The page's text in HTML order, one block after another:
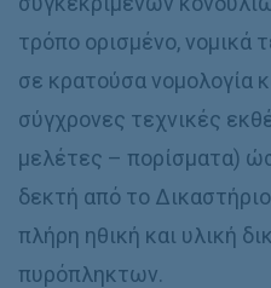
τρόπο ορισμένο, νομικά
σε κρατούσα νομολογία
σύγχρονες τεχνικές
μελέτες – πορίσματα)
δεκτή από το
πλήρη ηθική και υλική
πυρόπληκτων.